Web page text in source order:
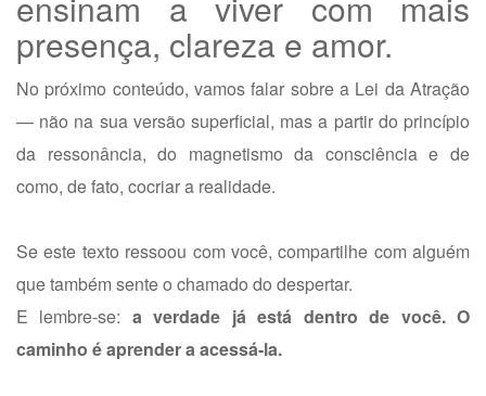
presença, clareza e amor.
No próximo conteúdo, vamos falar sobre a Lei da Atração
— não na sua versão superficial, mas a partir do princípio
da ressonância, do magnetismo da consciência e de
como, de fato, cocriar a realidade.
Se este texto ressoou com você, compartilhe com alguém
que também sente o chamado do despertar.
E lembre-se: a verdade já está dentro de você. O
caminho é aprender a acessá-la.